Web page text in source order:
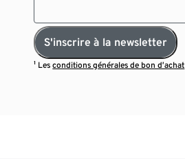
S'inscrire à la newsletter
¹ Lesconditions générales de bon d’achat